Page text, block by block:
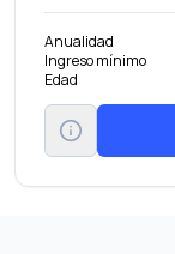
Anualidad
Ingreso mínimo
Edad